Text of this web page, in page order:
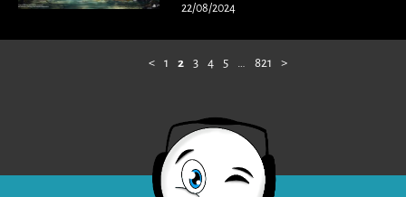
22/08/2024
< 1 2 3 4 5 … 821 >